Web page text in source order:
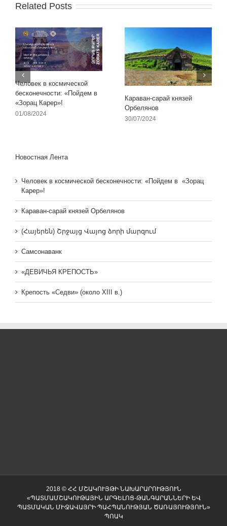
Related Posts
Человек в космической
бесконечности: «Пойдем в
«Зорац Карер»!
01/08/2024
Караван-сарай князей
Орбелянов
30/07/2024
Новостная Лента
Человек в космической бесконечности: «Пойдем в «Зорац
Карер»!
Караван-сарай князей Орбелянов
(Հայերեն) Շրջայց Վայոց ձորի մարզում
Самсонаванк
«ДЕВИЧЬЯ КРЕПОСТЬ»
Крепость «Седви» (около XIII в.)
2018 © ՀՀ ՄՇԱԿՈՒՅԹԻ ՆԱԽԱՐԱՐՈՒԹՅՈՒՆ
«ՊԱՏՄԱՄՇԱԿՈՒԹԱՅԻՆ ԱՐԳԵԼՈՑ-ԹԱՆԳԱՐԱՆՆԵՐԻ ԵՎ
ՊԱՏՄԱԿԱՆ ՄԻՋԱՎԱՅՐԻ ՊԱՀՊԱՆՈՒԹՅԱՆ ԾԱՌԱՅՈՒԹՅՈՒՆ»
ՊՈԱԿ